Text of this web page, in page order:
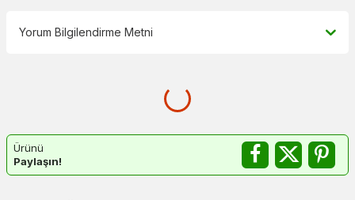
Yorum Bilgilendirme Metni
Ürünü
Paylaşın!